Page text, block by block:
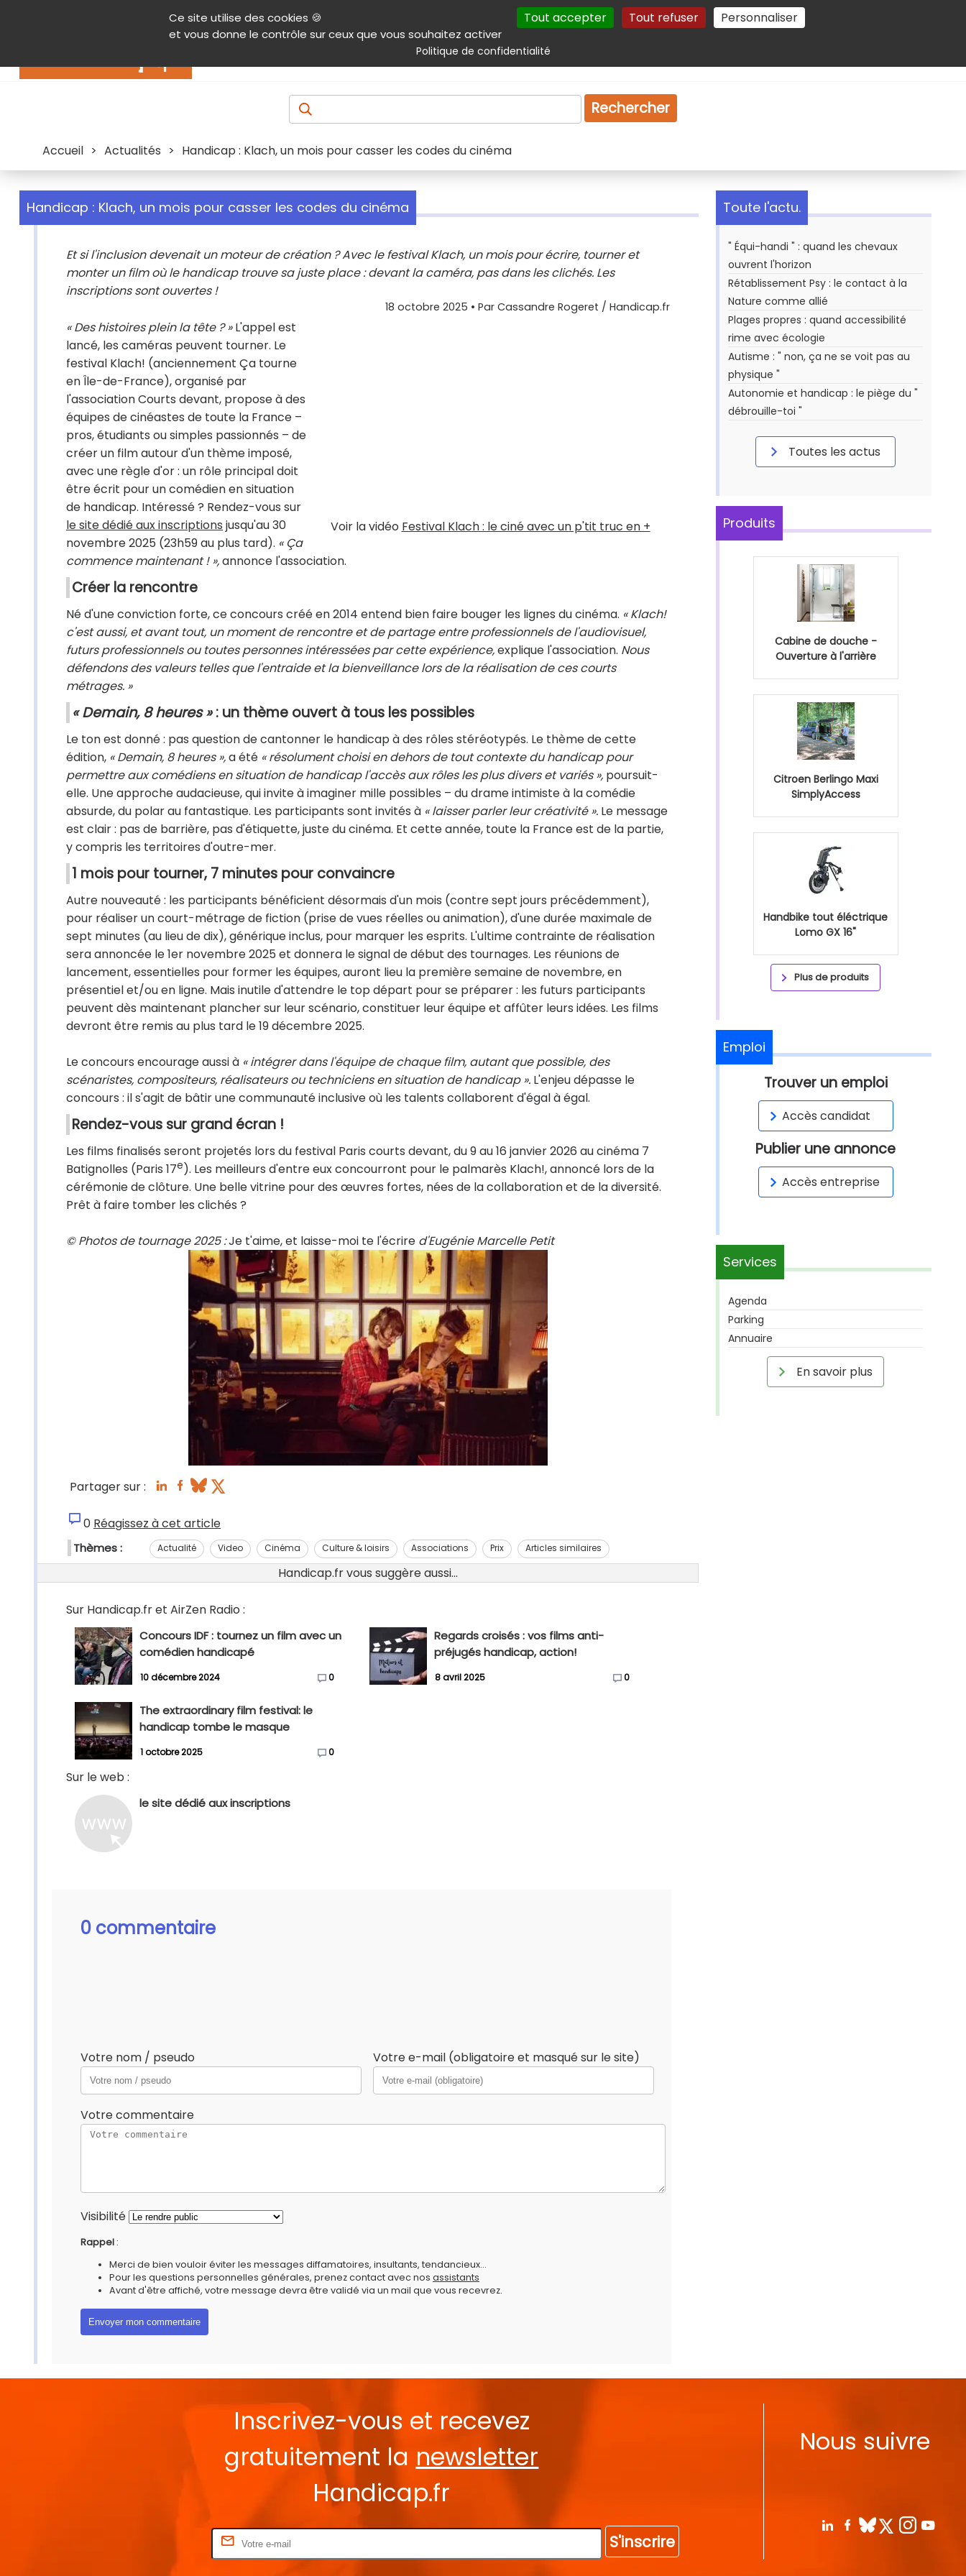
Ce site utilise des cookies 🍪
et vous donne le contrôle sur ceux que vous souhaitez activer
Tout accepter Tout refuser Personnaliser
Politique de confidentialité
Contenu Aide et accessibilité Menu principal Autres services Plan du site Gestion des cookies
Produits & services Emploi Droit
Rechercher
Accueil > Actualités > Handicap : Klach, un mois pour casser les codes du cinéma
Handicap : Klach, un mois pour casser les codes du cinéma
Et si l'inclusion devenait un moteur de création ? Avec le festival Klach, un mois pour écrire, tourner et
monter un film où le handicap trouve sa juste place : devant la caméra, pas dans les clichés. Les
inscriptions sont ouvertes !
18 octobre 2025 • Par Cassandre Rogeret / Handicap.fr
Voir la vidéo Festival Klach : le ciné avec un p'tit truc en +
« Des histoires plein la tête ? »L'appel est
lancé, les caméras peuvent tourner. Le
festival Klach! (anciennement Ça tourne
en Île-de-France), organisé par
l'association Courts devant, propose à des
équipes de cinéastes de toute la France –
pros, étudiants ou simples passionnés – de
créer un film autour d'un thème imposé,
avec une règle d'or : un rôle principal doit
être écrit pour un comédien en situation
de handicap. Intéressé ? Rendez-vous sur
le site dédié aux inscriptions jusqu'au 30
novembre 2025 (23h59 au plus tard). « Ça
commence maintenant ! »,annonce l'association.
Créer la rencontre
Né d'une conviction forte, ce concours créé en 2014 entend bien faire bouger les lignes du cinéma. « Klach!
c'est aussi, et avant tout, un moment de rencontre et de partage entre professionnels de l'audiovisuel,
futurs professionnels ou toutes personnes intéressées par cette expérience,explique l'association. Nous
défendons des valeurs telles que l'entraide et la bienveillance lors de la réalisation de ces courts
métrages. »
« Demain, 8 heures »: un thème ouvert à tous les possibles
Le ton est donné : pas question de cantonner le handicap à des rôles stéréotypés. Le thème de cette
édition, « Demain, 8 heures »,a été « résolument choisi en dehors de tout contexte du handicap pour
permettre aux comédiens en situation de handicap l'accès aux rôles les plus divers et variés », poursuit-
elle. Une approche audacieuse, qui invite à imaginer mille possibles – du drame intimiste à la comédie
absurde, du polar au fantastique. Les participants sont invités à « laisser parler leur créativité ». Le message
est clair : pas de barrière, pas d'étiquette, juste du cinéma. Et cette année, toute la France est de la partie,
y compris les territoires d'outre-mer.
1 mois pour tourner, 7 minutes pour convaincre
Autre nouveauté : les participants bénéficient désormais d'un mois (contre sept jours précédemment),
pour réaliser un court-métrage de fiction (prise de vues réelles ou animation), d'une durée maximale de
sept minutes (au lieu de dix), générique inclus, pour marquer les esprits. L'ultime contrainte de réalisation
sera annoncée le 1er novembre 2025 et donnera le signal de début des tournages. Les réunions de
lancement, essentielles pour former les équipes, auront lieu la première semaine de novembre, en
présentiel et/ou en ligne. Mais inutile d'attendre le top départ pour se préparer : les futurs participants
peuvent dès maintenant plancher sur leur scénario, constituer leur équipe et affûter leurs idées. Les films
devront être remis au plus tard le 19 décembre 2025.
Le concours encourage aussi à « intégrer dans l'équipe de chaque film, autant que possible, des
scénaristes, compositeurs, réalisateurs ou techniciens en situation de handicap ». L'enjeu dépasse le
concours : il s'agit de bâtir une communauté inclusive où les talents collaborent d'égal à égal.
Rendez-vous sur grand écran !
Les films finalisés seront projetés lors du festival Paris courts devant, du 9 au 16 janvier 2026 au cinéma 7
Batignolles (Paris 17e). Les meilleurs d'entre eux concourront pour le palmarès Klach!, annoncé lors de la
cérémonie de clôture. Une belle vitrine pour des œuvres fortes, nées de la collaboration et de la diversité.
Prêt à faire tomber les clichés ?
© Photos de tournage 2025 :Je t'aime, et laisse-moi te l'écrire d'Eugénie Marcelle Petit
Partager sur :
0 Réagissez à cet article
Thèmes : Actualité Video Cinéma Culture & loisirs Associations Prix Articles similaires
Handicap.fr vous suggère aussi...
Sur Handicap.fr et AirZen Radio :
Concours IDF : tournez un film avec un
comédien handicapé
10 décembre 2024 0
Regards croisés : vos films anti-
préjugés handicap, action!
8 avril 2025 0
The extraordinary film festival: le
handicap tombe le masque
1 octobre 2025 0
Sur le web :
le site dédié aux inscriptions
0 commentaire
Votre nom / pseudo Votre e-mail (obligatoire et masqué sur le site)
Votre commentaire
Visibilité
Rappel :
Merci de bien vouloir éviter les messages diffamatoires, insultants, tendancieux...
Pour les questions personnelles générales, prenez contact avec nos assistants
Avant d'être affiché, votre message devra être validé via un mail que vous recevrez.
Toute l'actu.
" Équi-handi " : quand les chevaux
ouvrent l'horizon
Rétablissement Psy : le contact à la
Nature comme allié
Plages propres : quand accessibilité
rime avec écologie
Autisme : " non, ça ne se voit pas au
physique "
Autonomie et handicap : le piège du "
débrouille-toi "
Toutes les actus
Produits
Cabine de douche -
Ouverture à l'arrière
Citroen Berlingo Maxi
SimplyAccess
Handbike tout éléctrique
Lomo GX 16"
Plus de produits
Emploi
Trouver un emploi
Accès candidat
Publier une annonce
Accès entreprise
Services
Agenda
Parking
Annuaire
En savoir plus
Inscrivez-vous et recevez
gratuitement la newsletter
Handicap.fr
S'inscrire
Nous suivre